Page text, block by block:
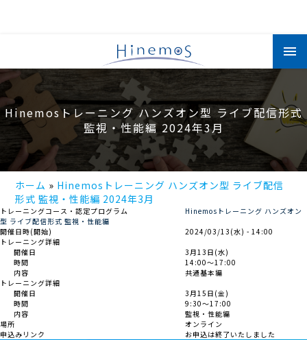
コ
ン
テ
ツHinemosトレーニング ハンズオン型 ライブ配信形式
監視・性能編 2024年3月
ホーム
Hinemosトレーニング ハンズオン型 ライブ配信
形式 監視・性能編 2024年3月
トレーニングコース・認定プログラム
Hinemosトレーニング ハンズオン
型 ライブ配信形式 監視・性能編
開催日時(開始)
2024/03/13(水) - 14:00
トレーニング詳細
開催日
3月13日(水)
時間
14:00～17:00
内容
共通基本編
トレーニング詳細
開催日
3月15日(金)
時間
9:30～17:00
内容
監視・性能編
場所
オンライン
申込みリンク
お申込は終了いたしました